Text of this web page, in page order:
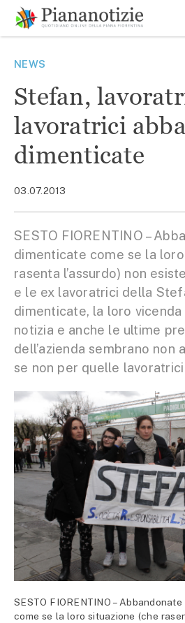
contenuto
SEARCH
NEWS
Stefan,
lavoratrici
dimenticate
03.07.2013
SESTO FIORENTINO –
dimenticate come se la
rasenta l’assurdo) non
e le ex lavoratrici della
dimenticate, la loro
notizia e anche le ultime
dell’azienda sembrano non
se non per quelle
SESTO FIORENTINO –
come se la loro situazione (che